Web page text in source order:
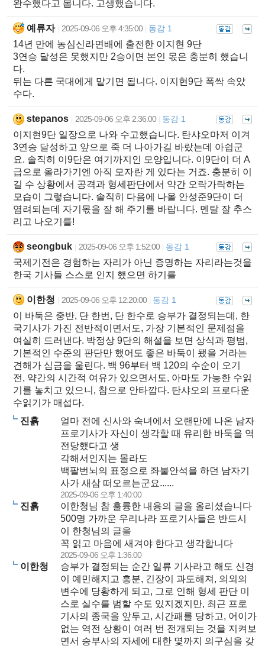
완수했다고 봅니다. 고생했습니다.
예류자 2025-09-06 오후 4:35:00 동감 1
14년 만에 농심신라면배에 출전한 이지현 9단
3연승 달성은 못했지만 2승이면 본인 몫은 충분히 했습니
다.
뒤는 다른 국대에게 맡기면 됩니다. 이지현9단 폭싹 속았
수다.
stepanos 2025-09-06 오후 2:36:00 동감 1
이지현9단 일장으로 나와 수고했습니다. 탄샤오마저 이겨
3연승 달성하고 앞으로 죽 더 나아가길 바랐는데 아쉽군
요. 솔직히 이9단은 여기까지인 모양입니다. 이9단이 더 A
급으로 올라가기엔 아직 모자란 게 있다는 거죠. 충분히 이
길 수 상황에서 공격과 형세판단에서 약간 오락가락하는
모습이 그렇습니다. 솔직히 다음에 나올 안성준9단이 더
염려되는데 자기몫을 잘 해 주기를 바랍니다. 멘탈 잘 추스
리고 나오기를!
seongbuk 2025-09-06 오후 1:52:00 동감 1
국제기전은 경험하는 자리가 아닌 증명하는 자리라는것을
한국 기사들 스스로 인지 했으면 하기를
이한청 2025-09-06 오후 12:20:00 동감 1
이 바둑은 중반, 단 한번, 단 한수로 승부가 결정되는데, 한
국기사가 가진 전반적이면서도, 가장 기본적인 문제점을
여실히 드러낸다. 박정상 9단의 해설을 보면 상식과 평범,
기본적인 수준의 판단만 했어도 좋은 바둑이 됐을 거라는
견해가 심금을 울린다. 백 96부터 백 120의 수순이 오기
전, 약간의 시간적 여유가 있으면서도, 아마도 가능한 수읽
기를 놓치고 있으니, 참으로 안타깝다. 탄샤오의 프로다운
수읽기가 매섭다.
진흙
얼마 전에 신사와 숙녀에서 오랜만에 나온 남자
프로기사가 자신이 생각할 때 유리한 바둑을 역
전당했다고 생
각해서인지는 몰라도
백팔번뇌의 표정으로 좌불안석을 하던 남자기
사가 새삼 떠오르는군요......
2025-09-06 오후 1:40:00
진흙
이한청님 참 훌륭한 내용의 글을 올리셨습니다
500명 가까운 우리나라 프로기사들은 반드시
이 한청님의 글을
꼭 읽고 마음에 새겨야 한다고 생각합니다
2025-09-06 오후 1:36:00
이한청
승부가 결정되는 순간 일류 기사라고 해도 신경
이 예민해지고 흥분, 긴장이 과도해져, 의외의
변수에 당황하게 되고, 그로 인해 형세 판단 미
스로 실수를 범할 수도 있지겠지만, 최근 프로
기사의 종국을 앞두고, 시간패를 당하고, 어이가
없는 역전 상황이 여러 번 전개되는 것을 지켜보
면서 승부사의 자세에 대한 몇까지 의구심을 갖